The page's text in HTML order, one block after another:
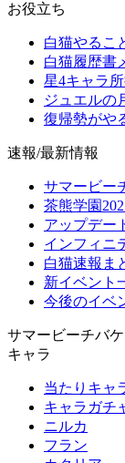
お役立ち
白猫やるこ
白猫履歴書
星4キャラ
ジュエルの
復帰勢がや
速報/最新情報
サマービー
茶熊学園
アップデー
インフィニ
白猫速報ま
新イベント
今後のイベ
サマービーチバ
キャラ
当たりキャ
キャラガチ
ニルカ
フラン